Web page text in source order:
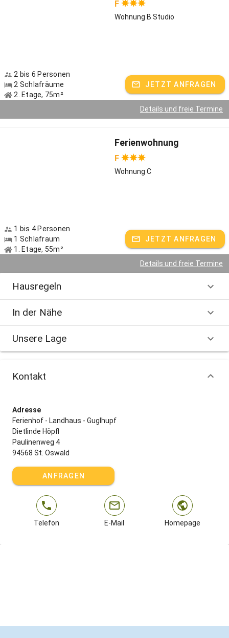
F
Wohnung B Studio
2 bis 6 Personen
2 Schlafräume
2. Etage, 75m²
JETZT ANFRAGEN
Details und freie Termine
Ferienwohnung
F
Wohnung C
1 bis 4 Personen
1 Schlafraum
1. Etage, 55m²
JETZT ANFRAGEN
Details und freie Termine
Hausregeln
In der Nähe
Unsere Lage
Kontakt
Adresse
Ferienhof - Landhaus - Guglhupf
Dietlinde Höpfl
Paulinenweg 4
94568 St. Oswald
ANFRAGEN
Telefon E-Mail Homepage